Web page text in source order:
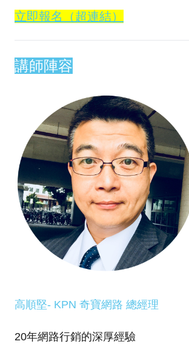
立即報名（超連結）
講師陣容
高順堅- KPN 奇寶網路 總經理
20年網路行銷的深厚經驗